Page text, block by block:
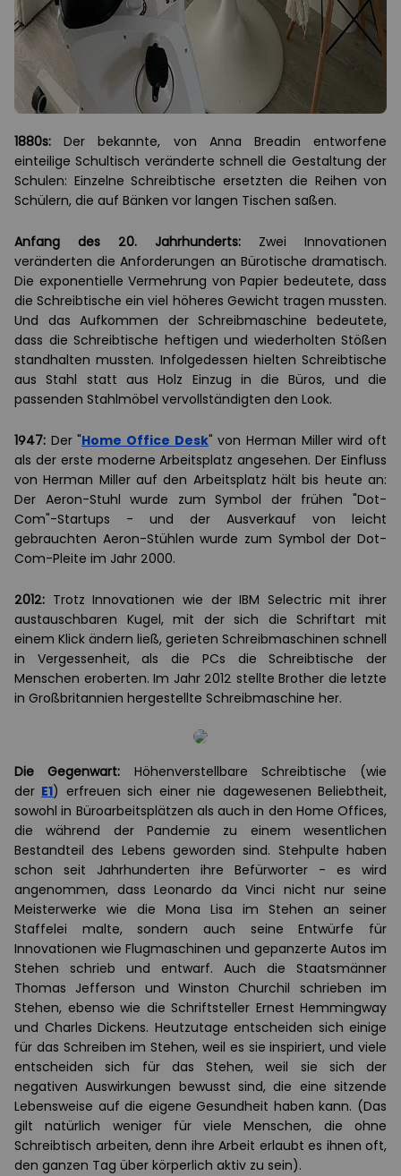
1880s: Der bekannte, von Anna Breadin entworfene
einteilige Schultisch veränderte schnell die Gestaltung der
Schulen: Einzelne Schreibtische ersetzten die Reihen von
Schülern, die auf Bänken vor langen Tischen saßen.
Anfang des 20. Jahrhunderts: Zwei Innovationen
veränderten die Anforderungen an Bürotische dramatisch.
Die exponentielle Vermehrung von Papier bedeutete, dass
die Schreibtische ein viel höheres Gewicht tragen mussten.
Und das Aufkommen der Schreibmaschine bedeutete,
dass die Schreibtische heftigen und wiederholten Stößen
standhalten mussten. Infolgedessen hielten Schreibtische
aus Stahl statt aus Holz Einzug in die Büros, und die
passenden Stahlmöbel vervollständigten den Look.
1947: Der "Home Office Desk" von Herman Miller wird oft
als der erste moderne Arbeitsplatz angesehen. Der Einfluss
von Herman Miller auf den Arbeitsplatz hält bis heute an:
Der Aeron-Stuhl wurde zum Symbol der frühen "Dot-
Com"-Startups - und der Ausverkauf von leicht
gebrauchten Aeron-Stühlen wurde zum Symbol der Dot-
Com-Pleite im Jahr 2000.
2012: Trotz Innovationen wie der IBM Selectric mit ihrer
austauschbaren Kugel, mit der sich die Schriftart mit
einem Klick ändern ließ, gerieten Schreibmaschinen schnell
in Vergessenheit, als die PCs die Schreibtische der
Menschen eroberten. Im Jahr 2012 stellte Brother die letzte
in Großbritannien hergestellte Schreibmaschine her.
Die Gegenwart: Höhenverstellbare Schreibtische (wie
der E1) erfreuen sich einer nie dagewesenen Beliebtheit,
sowohl in Büroarbeitsplätzen als auch in den Home Offices,
die während der Pandemie zu einem wesentlichen
Bestandteil des Lebens geworden sind. Stehpulte haben
schon seit Jahrhunderten ihre Befürworter - es wird
angenommen, dass Leonardo da Vinci nicht nur seine
Meisterwerke wie die Mona Lisa im Stehen an seiner
Staffelei malte, sondern auch seine Entwürfe für
Innovationen wie Flugmaschinen und gepanzerte Autos im
Stehen schrieb und entwarf. Auch die Staatsmänner
Thomas Jefferson und Winston Churchil schrieben im
Stehen, ebenso wie die Schriftsteller Ernest Hemmingway
und Charles Dickens. Heutzutage entscheiden sich einige
für das Schreiben im Stehen, weil es sie inspiriert, und viele
entscheiden sich für das Stehen, weil sie sich der
negativen Auswirkungen bewusst sind, die eine sitzende
Lebensweise auf die eigene Gesundheit haben kann. (Das
gilt natürlich weniger für viele Menschen, die ohne
Schreibtisch arbeiten, denn ihre Arbeit erlaubt es ihnen oft,
den ganzen Tag über körperlich aktiv zu sein).